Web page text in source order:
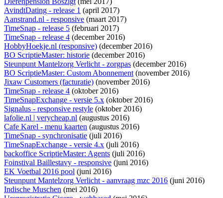
AvindtDating - release 1 (april 2017)
Aanstrand.nl - responsive (maart 2017)
TimeSnap - release 5 (februari 2017)
TimeSnap - release 4 (december 2016)
HobbyHoekje.nl (responsive) (december 2016)
BO ScriptieMaster: historie (december 2016)
Steunpunt Mantelzorg Verlicht - zorgpas (december 2016)
BO ScriptieMaster: Custom Abonnement(november 2016)
Jixaw Customers (facturatie) (november 2016)
TimeSnap - release 4 (oktober 2016)
TimeSnapExchange - versie 5.x (oktober 2016)
Signalus - responsive restyle (oktober 2016)
lafolie.nl | verycheap.nl (augustus 2016)
Cafe Karel - menu kaarten (augustus 2016)
TimeSnap - synchronisatie (juli 2016)
TimeSnapExchange - versie 4.x (juli 2016)
backoffice ScriptieMaster: Agents (juli 2016)
Foinstival Baillestavy - responsive (juni 2016)
EK Voetbal 2016 pool (juni 2016)
Steunpunt Mantelzorg Verlicht - aanvraag mzc 2016 (juni 2016)
Indische Muschen (mei 2016)